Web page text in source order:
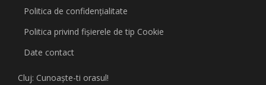
Politica de confidențialitate
Politica privind fişierele de tip Cookie
Date contact
Cluj: Cunoaşte-ti orasul!